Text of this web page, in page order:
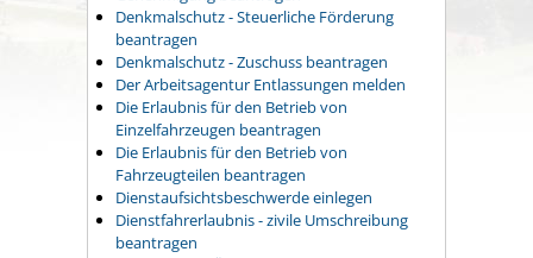
Denkmalschutz - Steuerliche Förderung
beantragen
Denkmalschutz - Zuschuss beantragen
Der Arbeitsagentur Entlassungen melden
Die Erlaubnis für den Betrieb von
Einzelfahrzeugen beantragen
Die Erlaubnis für den Betrieb von
Fahrzeugteilen beantragen
Dienstaufsichtsbeschwerde einlegen
Dienstfahrerlaubnis - zivile Umschreibung
beantragen